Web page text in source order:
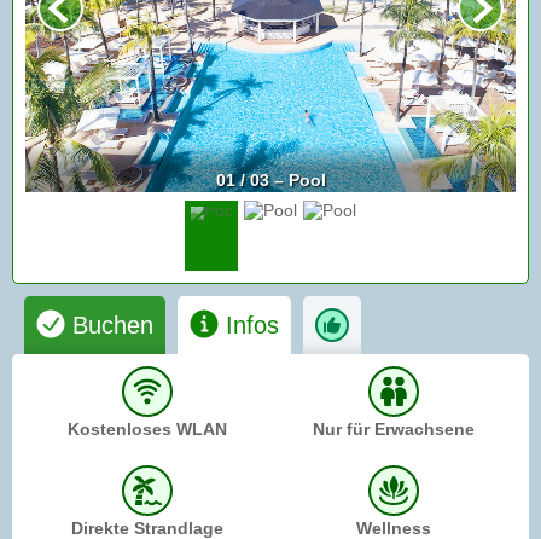
01 / 03 – Pool
Buchen Infos
Kostenloses WLAN Nur für Erwachsene
Direkte Strandlage Wellness